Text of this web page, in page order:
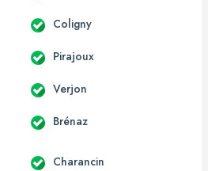
Coligny
Pirajoux
Verjon
Brénaz
Charancin